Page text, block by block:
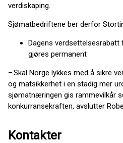
verdiskaping.
Sjømatbedriftene ber derfor
Dagens
gjøres permanent
– Skal Norge lykkes med å sikre
og matsikkerhet i en stadig mer
sjømatnæringen gis rammevilkår
konkurransekraften, avslutter
Kontakter